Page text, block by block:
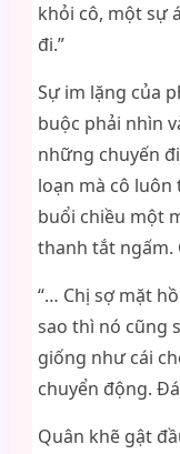
khỏi cô, một sự
đi.”
Sự im lặng của
buộc phải nhìn
những chuyến
loạn mà cô luôn
buổi chiều một
thanh tắt ngấm.
“… Chị sợ mặt
sao thì nó cũng
giống như cái
chuyển động.
Quân khẽ gật